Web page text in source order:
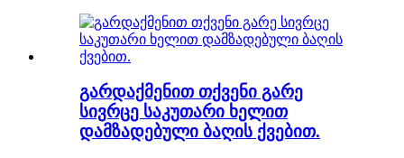
გარდაქმენით თქვენი გარე
სივრცე საკუთარი ხელით
დამზადებული ბაღის ქვებით.